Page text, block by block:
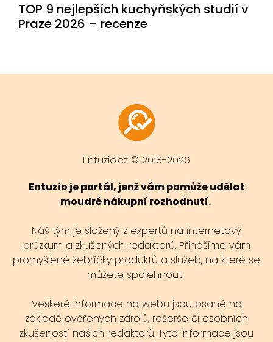
TOP 9 nejlepších kuchyňských studií v
Praze 2026 – recenze
Entuzio.cz © 2018-2026
Entuzio je portál, jenž vám pomůže udělat
moudré nákupní rozhodnutí.
Náš tým je složený z expertů na internetový
průzkum a zkušených redaktorů. Přinášíme vám
promyšlené žebříčky produktů a služeb, na které se
můžete spolehnout.
Veškeré informace na webu jsou psané na
základě ověřených zdrojů, rešerše či osobních
zkušeností našich redaktorů. Tyto informace jsou